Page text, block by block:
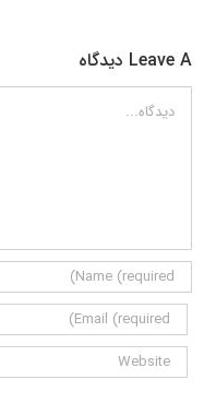
Leave A دیدگاه
دیدگاه